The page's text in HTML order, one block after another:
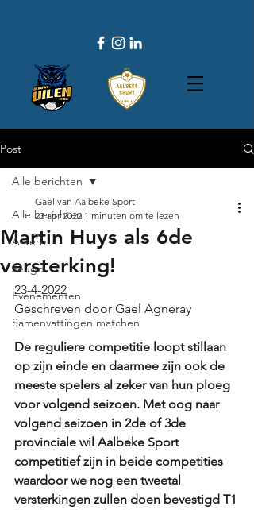
Post
Alle berichten
A-kern
Jeugd
Evenementen
Samenvattingen matchen
Alle berichten
Martin Huys als 6de
versterking!
Gaël van Aalbeke Sport
23 apr 2022 1 minuten om te lezen
23-4-2022
De reguliere competitie loopt stillaan
op zijn einde en daarmee zijn ook de
meeste spelers al zeker van hun ploeg
voor volgend seizoen. Met oog naar
volgend seizoen in 2de of 3de
provinciale wil Aalbeke Sport
competitief zijn in beide competities
waardoor we nog een tweetal
versterkingen zullen doen bevestigd T1